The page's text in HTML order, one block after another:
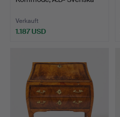
Verkauft
1.187 USD